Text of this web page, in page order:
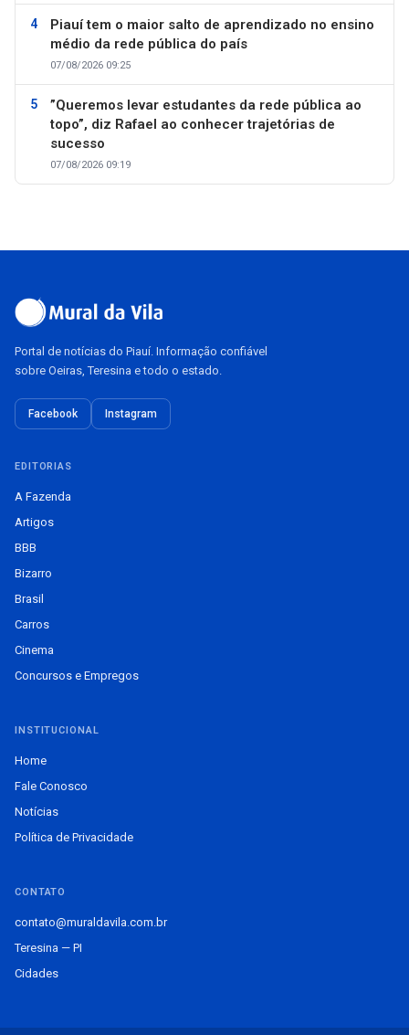
Piauí tem o maior salto de aprendizado no ensino
médio da rede pública do país
07/08/2026 09:25
”Queremos levar estudantes da rede pública ao
topo”, diz Rafael ao conhecer trajetórias de
sucesso
07/08/2026 09:19
Portal de notícias do Piauí. Informação confiável
sobre Oeiras, Teresina e todo o estado.
Facebook Instagram
EDITORIAS
A Fazenda
Artigos
BBB
Bizarro
Brasil
Carros
Cinema
Concursos e Empregos
INSTITUCIONAL
Home
Fale Conosco
Notícias
Política de Privacidade
CONTATO
contato@muraldavila.com.br
Teresina — PI
Cidades